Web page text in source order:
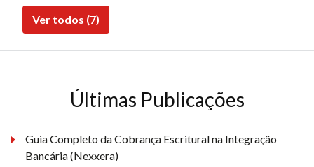
Ver todos (7)
Últimas Publicações
Guia Completo da Cobrança Escritural na Integração
Bancária (Nexxera)